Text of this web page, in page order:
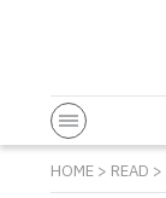
HOME > READ >